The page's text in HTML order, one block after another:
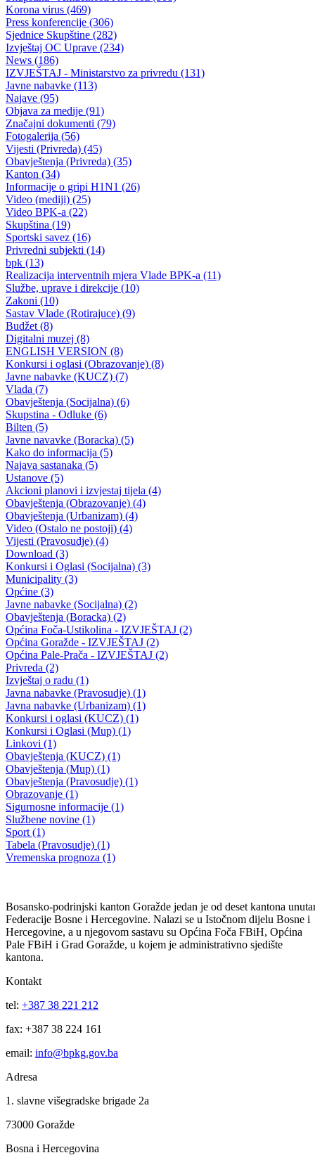
Dopuna Plana javnih nabavki za 2026. godinu Ministarstva za
socijalnu politiku, zdravstvo, raseljena lica i izbjeglice